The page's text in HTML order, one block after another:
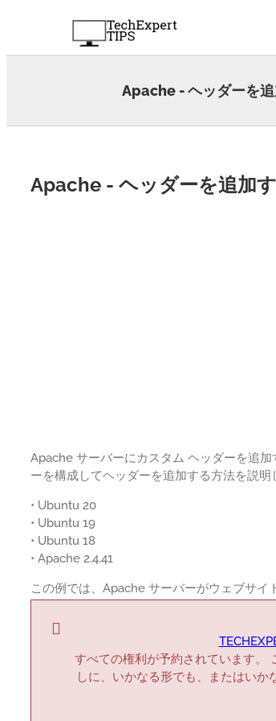
Apache - ヘッダーを
Apache - ヘッダーを追加
Apache サーバーにカスタム ヘッダーを追
ーを構成してヘッダーを追加する方法を説明
• Ubuntu 20
• Ubuntu 19
• Ubuntu 18
• Apache 2.4.41
この例では、Apache サーバーがウェブサイ
すべての権利が予約されています。
しに、いかなる形でも、またはい